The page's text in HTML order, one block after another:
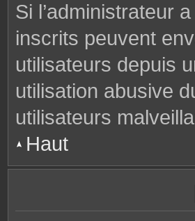
Si l’administrateur
inscrits peuvent
utilisateurs depuis
utilisation abusive
utilisateurs
Haut